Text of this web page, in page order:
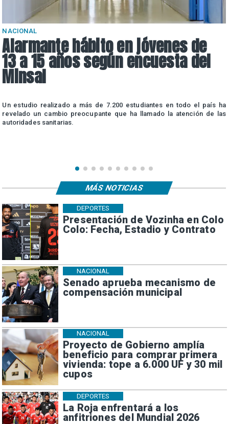
NACIONAL
Alarmante hábito en jóvenes de
13 a 15 años según encuesta del
Minsal
Un estudio realizado a más de 7.200 estudiantes en todo el país ha
revelado un cambio preocupante que ha llamado la atención de las
autoridades sanitarias.
Presentación de Vozinha en Colo
Colo: Fecha, Estadio y Contrato
DEPORTES
Senado aprueba mecanismo de
compensación municipal
NACIONAL
Proyecto de Gobierno amplía
beneficio para comprar primera
vivienda: tope a 6.000 UF y 30 mil
cupos
NACIONAL
La Roja enfrentará a los
anfitriones del Mundial 2026
DEPORTES
MÁS NOTICIAS